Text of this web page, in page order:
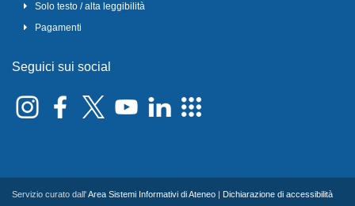
Solo testo / alta leggibilità
Pagamenti
Seguici sui social
Servizio curato dall'Area Sistemi Informativi di Ateneo Dichiarazione di accessibilità